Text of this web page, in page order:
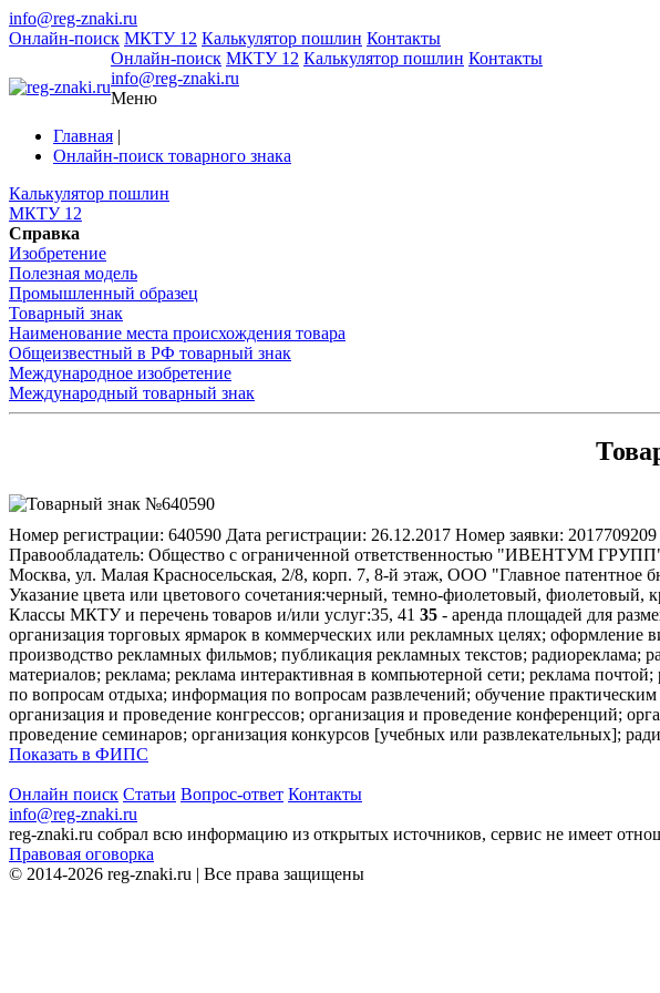
info@reg-znaki.ru
Онлайн-поиск МКТУ 12 Калькулятор пошлин Контакты
Онлайн-поиск МКТУ 12 Калькулятор пошлин Контакты
info@reg-znaki.ru
Меню
Главная |
Онлайн-поиск товарного знака
Калькулятор пошлин
МКТУ 12
Справка
Изобретение
Полезная модель
Промышленный образец
Товарный знак
Наименование места происхождения товара
Общеизвестный в РФ товарный знак
Международное изобретение
Международный товарный знак
Номер регистрации: 640590 Дата регистрации: 26.12.2017 Номер заявки: 2017709209
Правообладатель: Общество с ограниченной ответственностью "ИВЕНТУМ ГРУПП",
Москва, ул. Малая Красносельская, 2/8, корп. 7, 8-й этаж, ООО "Главное патентное
Указание цвета или цветового сочетания:черный, темно-фиолетовый, фиолетовый,
Классы МКТУ и перечень товаров и/или услуг:35, 41 35 - аренда площадей для
организация торговых ярмарок в коммерческих или рекламных целях;
производство рекламных фильмов; публикация рекламных текстов; радиореклама;
материалов; реклама; реклама интерактивная в компьютерной сети; реклама почтой;
по вопросам отдыха; информация по вопросам развлечений; обучение
организация и проведение конгрессов; организация и проведение конференций;
проведение семинаров; организация конкурсов [учебных или развлекательных];
Показать в ФИПС
Онлайн поиск Статьи Вопрос-ответ Контакты
info@reg-znaki.ru
reg-znaki.ru собрал всю информацию из открытых источников, сервис не имеет
Правовая оговорка
© 2014-2026 reg-znaki.ru | Все права защищены